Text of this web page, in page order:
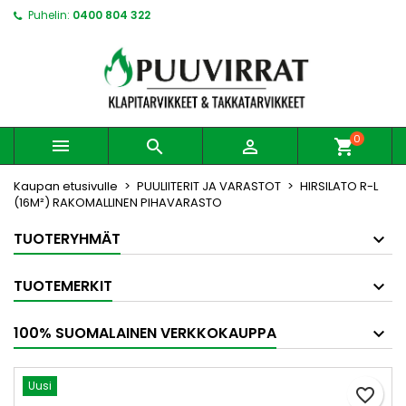
Puhelin: 0400 804 322
   shopping_cart0
Kaupan etusivulle PUULIITERIT JA VARASTOT
HIRSILATO R-L
(16M²) RAKOMALLINEN PIHAVARASTO
TUOTERYHMÄT
TUOTEMERKIT
100% SUOMALAINEN VERKKOKAUPPA
favorite_border
Uusi